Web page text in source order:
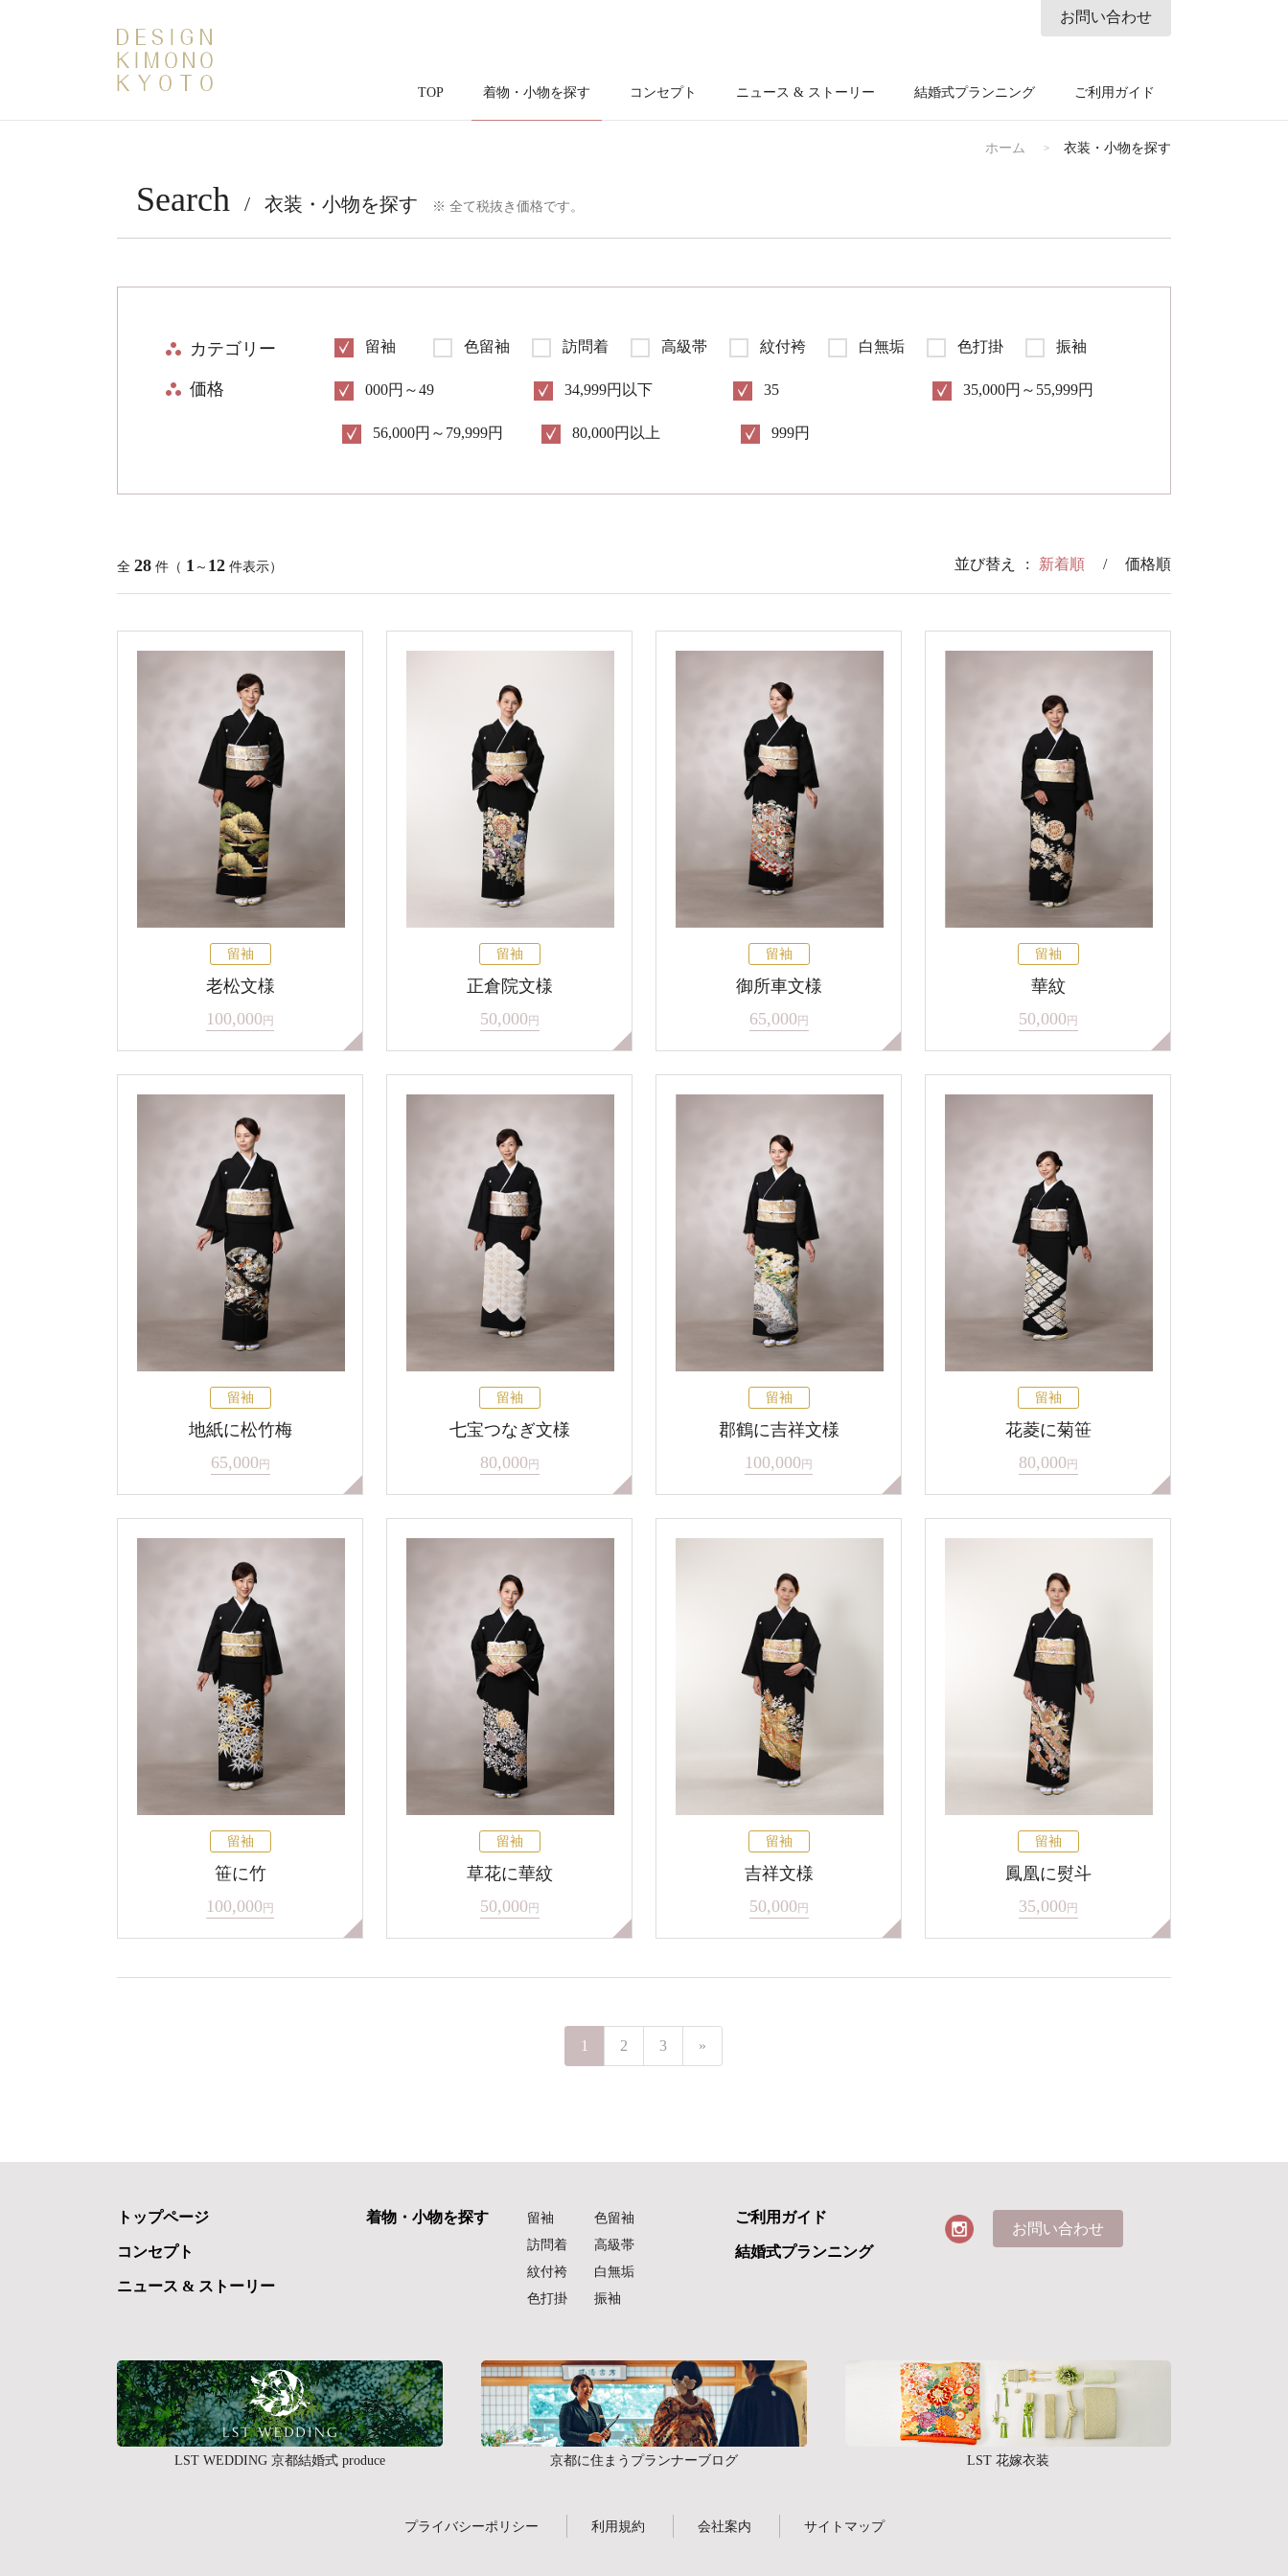
TOP 着物・小物を探す コンセプト ニュース & ストーリー 結婚式プランニング ご利用ガイド
お問い合わせ
ホーム 衣装・小物を探す
Search 衣装・小物を探す ※ 全て税抜き価格です。
カテゴリー 留袖 色留袖 訪問着 高級帯 紋付袴 白無垢 色打掛 振袖
価格 000円～49 34,999円以下 35 35,000円～55,999円
56,000円～79,999円 80,000円以上 999円
全 28 件（ 1 ～ 12 件表示） 並び替え : 新着順 / 価格順
留袖
老松文様
100,000 円
留袖
正倉院文様
50,000 円
留袖
御所車文様
65,000 円
留袖
華紋
50,000 円
留袖
地紙に松竹梅
65,000 円
留袖
七宝つなぎ文様
80,000 円
留袖
郡鶴に吉祥文様
100,000 円
留袖
花菱に菊笹
80,000 円
留袖
笹に竹
100,000 円
留袖
草花に華紋
50,000 円
留袖
吉祥文様
50,000 円
留袖
鳳凰に熨斗
35,000 円
1 2 3 »
トップページ
コンセプト
ニュース & ストーリー
着物・小物を探す 留袖
色留袖
訪問着
高級帯
紋付袴
白無垢
色打掛
振袖
ご利用ガイド
結婚式プランニング
お問い合わせ
LST WEDDING 京都結婚式 produce 京都に住まうプランナーブログ LST 花嫁衣装
プライバシーポリシー 利用規約 会社案内 サイトマップ